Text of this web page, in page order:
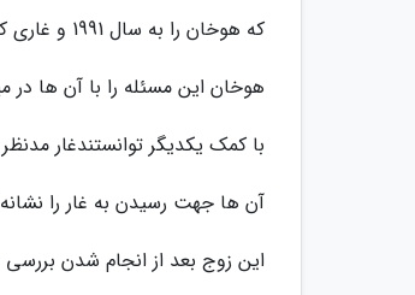
که هوخان را به سال 1991 و غاری که کشف کرده بود بردند.
هوخان این مسئله را با آن ها در
با کمک یکدیگر توانستندغار مدنظر
آن ها جهت رسیدن به غار را
این زوج بعد از انجام شدن بررسی